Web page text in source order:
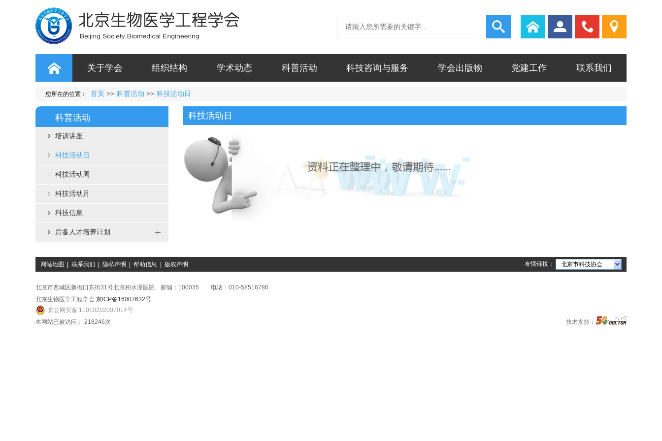
58516786
关于学会 组织结构 学术动态 科普活动 科技咨询与服务 学会出版物 党建工作 联系我们
您所在的位置： 首页 >> 科普活动 >> 科技活动日
科普活动
培训讲座
科技活动日
科技活动周
科技活动月
科技信息
后备人才培养计划
科技活动日
网站地图 联系我们 隐私声明 帮助信息 版权声明 友情链接： 北京市科技协会
北京市西城区新街口东街31号北京积水潭医院 邮编：100035 电话：010-58516786
北京生物医学工程学会 京ICP备16007632号
京公网安备 11010202007014号
本网站已被访问： 218246次 技术支持：